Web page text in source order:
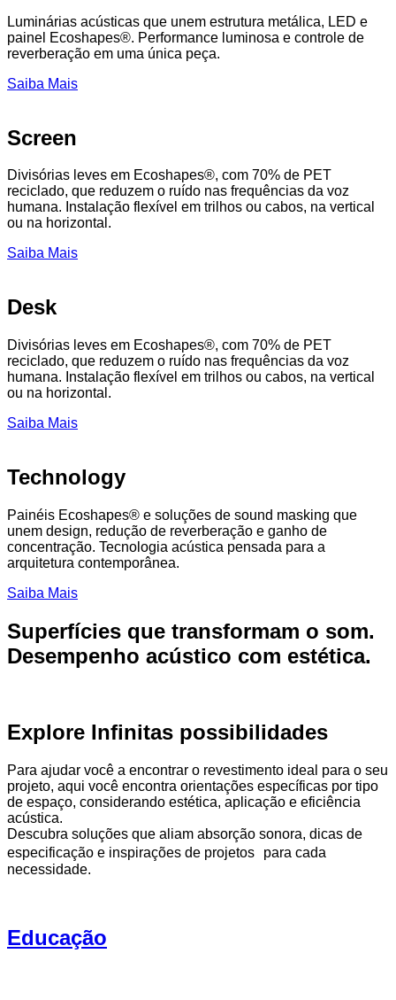
Luminárias acústicas que unem estrutura metálica, LED e
painel Ecoshapes®. Performance luminosa e controle de
reverberação em uma única peça.
Saiba Mais
Screen
Divisórias leves em Ecoshapes®, com 70% de PET
reciclado, que reduzem o ruído nas frequências da voz
humana. Instalação flexível em trilhos ou cabos, na vertical
ou na horizontal.
Saiba Mais
Desk
Divisórias leves em Ecoshapes®, com 70% de PET
reciclado, que reduzem o ruído nas frequências da voz
humana. Instalação flexível em trilhos ou cabos, na vertical
ou na horizontal.
Saiba Mais
Technology
Painéis Ecoshapes® e soluções de sound masking que
unem design, redução de reverberação e ganho de
concentração. Tecnologia acústica pensada para a
arquitetura contemporânea.
Saiba Mais
Superfícies que transformam o som.
Desempenho acústico com estética.
Explore Infinitas possibilidades
Para ajudar você a encontrar o revestimento ideal para o seu
projeto, aqui você encontra orientações específicas por tipo
de espaço, considerando estética, aplicação e eficiência
acústica.
Descubra soluções que aliam absorção sonora, dicas de
especificação e inspirações de projetos para cada
necessidade.
Educação